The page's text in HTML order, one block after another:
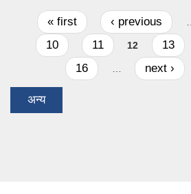
Pages
« first ‹ previous
10
11 12 13
16
next ›
अन्य